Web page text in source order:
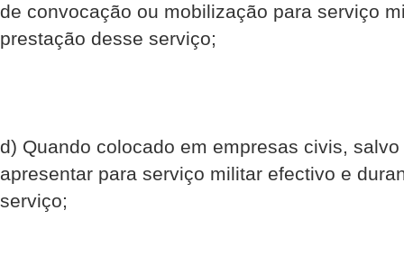
de convocação ou mobilização para serviço
prestação desse serviço;
d) Quando colocado em empresas civis,
apresentar para serviço militar efectivo e
serviço;